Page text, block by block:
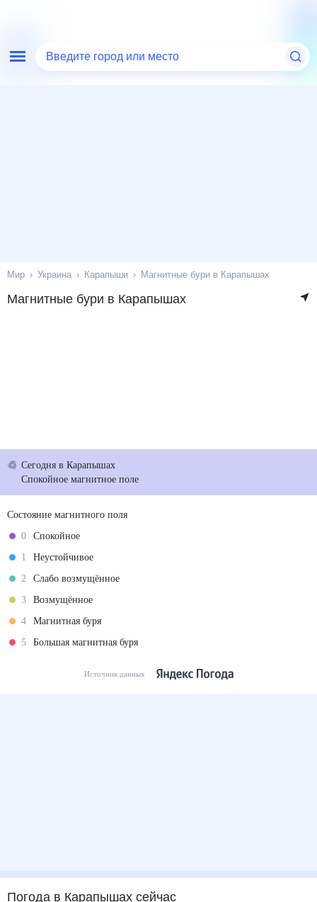
Введите город или место
Мир Украина Карапыши Магнитные бури в Карапышах
Магнитные бури в Карапышах
Сегодняв Карапышах
Спокойное магнитное поле
Состояние магнитного поля
0
Спокойное
1
Неустойчивое
2
Слабо возмущённое
3
Возмущённое
4
Магнитная буря
5
Большая магнитная буря
Источник данных
Погода в Карапышах сейчас